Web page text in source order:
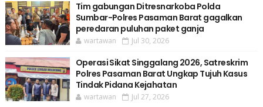
Tim gabungan Ditresnarkoba Polda
Sumbar-Polres Pasaman Barat gagalkan
peredaran puluhan paket ganja
wartawan Jul 30, 2026
Operasi Sikat Singgalang 2026, Satreskrim
Polres Pasaman Barat Ungkap Tujuh Kasus
Tindak Pidana Kejahatan
wartawan Jul 27, 2026